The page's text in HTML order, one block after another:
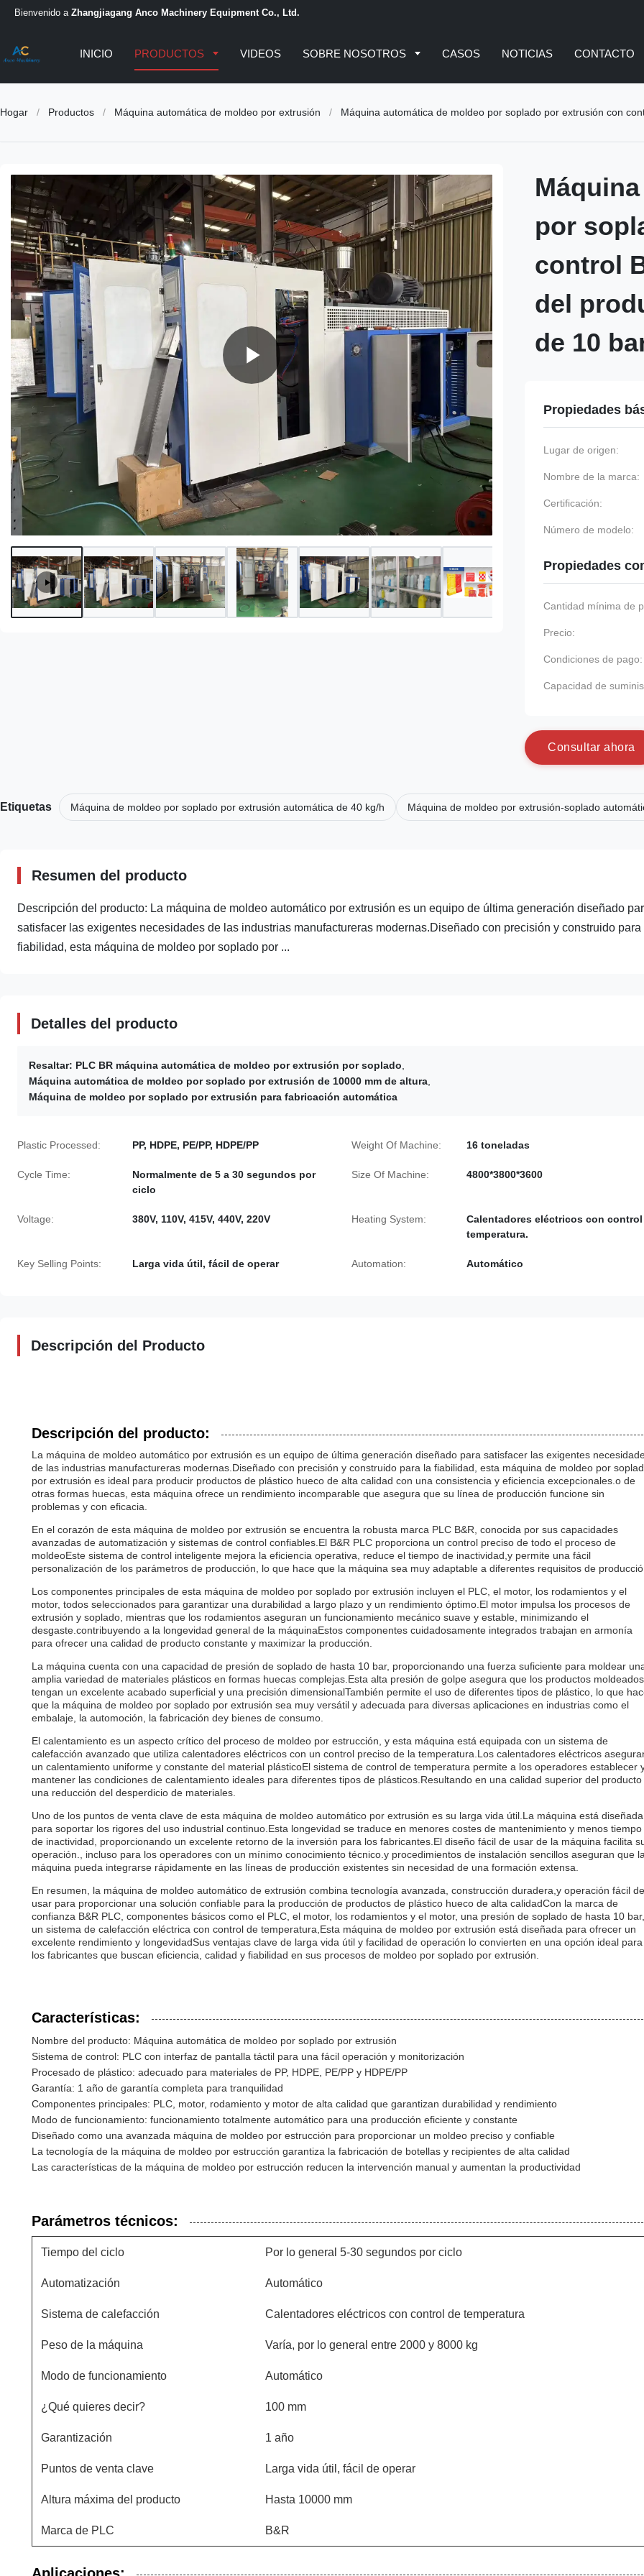
Bienvenido a Zhangjiagang Anco Machinery Equipment Co., Ltd.
INICIO PRODUCTOS VIDEOS SOBRE NOSOTROS CASOS NOTICIAS CONTACTO
Hogar / Productos / Máquina automática de moldeo por extrusión / Máquina automática de moldeo por soplado por extrusión con
por
control
del
de 10
Propiedades
Lugar de origen:
Nombre de la marca:
Certificación:
Número de modelo:
Propiedades
Cantidad mínima de
Precio:
Condiciones de pago:
Capacidad de
Consu tar a hora
Etiquetas Máquina de moldeo por soplado por extrusión automática de 40 kg/h Máquina de moldeo por extrusión-soplado
Resumen del producto
Descripción del producto: La máquina de moldeo automático por extrusión es un equipo de última generación diseñado
satisfacer las exigentes necesidades de las industrias manufactureras modernas.Diseñado con precisión y construido para
fiabilidad, esta máquina de moldeo por soplado por ...
Detalles del producto
Resaltar: PLC BR máquina automática de moldeo por extrusión por soplado
Máquina automática de moldeo por soplado por extrusión de 10000 mm de altura
Máquina de moldeo por soplado por extrusión para fabricación automática
Plastic Processed: PP, HDPE, PE/PP, HDPE/PP Weight Of Machine: 16 toneladas
Cycle Time:
Normalmente de 5 a 30 segundos por
ciclo
Size Of Machine: 4800*3800*3600
Voltage: 380V, 110V, 415V, 440V, 220V Heating System:
Calentadores eléctricos con
temperatura.
Key Selling Points: Larga vida útil, fácil de operar Automation: Automático
Descripción del Producto
Descripción del producto:
La máquina de moldeo automático por extrusión es un equipo de última generación diseñado para satisfacer las exigentes
de las industrias manufactureras modernas.Diseñado con precisión y construido para la fiabilidad, esta máquina de moldeo por
por extrusión es ideal para producir productos de plástico hueco de alta calidad con una consistencia y eficiencia excepcionales.o de
otras formas huecas, esta máquina ofrece un rendimiento incomparable que asegura que su línea de producción funcione sin
problemas y con eficacia.
En el corazón de esta máquina de moldeo por extrusión se encuentra la robusta marca PLC B&R, conocida por sus capacidades
avanzadas de automatización y sistemas de control confiables.El B&R PLC proporciona un control preciso de todo el proceso de
moldeoEste sistema de control inteligente mejora la eficiencia operativa, reduce el tiempo de inactividad,y permite una fácil
personalización de los parámetros de producción, lo que hace que la máquina sea muy adaptable a diferentes requisitos de
Los componentes principales de esta máquina de moldeo por soplado por extrusión incluyen el PLC, el motor, los rodamientos y el
motor, todos seleccionados para garantizar una durabilidad a largo plazo y un rendimiento óptimo.El motor impulsa los procesos de
extrusión y soplado, mientras que los rodamientos aseguran un funcionamiento mecánico suave y estable, minimizando el
desgaste.contribuyendo a la longevidad general de la máquinaEstos componentes cuidadosamente integrados trabajan en armonía
para ofrecer una calidad de producto constante y maximizar la producción.
La máquina cuenta con una capacidad de presión de soplado de hasta 10 bar, proporcionando una fuerza suficiente para moldear
amplia variedad de materiales plásticos en formas huecas complejas.Esta alta presión de golpe asegura que los productos moldeados
tengan un excelente acabado superficial y una precisión dimensionalTambién permite el uso de diferentes tipos de plástico, lo que
que la máquina de moldeo por soplado por extrusión sea muy versátil y adecuada para diversas aplicaciones en industrias como el
embalaje, la automoción, la fabricación dey bienes de consumo.
El calentamiento es un aspecto crítico del proceso de moldeo por estrucción, y esta máquina está equipada con un sistema de
calefacción avanzado que utiliza calentadores eléctricos con un control preciso de la temperatura.Los calentadores eléctricos
un calentamiento uniforme y constante del material plásticoEl sistema de control de temperatura permite a los operadores establecer
mantener las condiciones de calentamiento ideales para diferentes tipos de plásticos.Resultando en una calidad superior del producto
una reducción del desperdicio de materiales.
Uno de los puntos de venta clave de esta máquina de moldeo automático por extrusión es su larga vida útil.La máquina está diseñada
para soportar los rigores del uso industrial continuo.Esta longevidad se traduce en menores costes de mantenimiento y menos tiempo
de inactividad, proporcionando un excelente retorno de la inversión para los fabricantes.El diseño fácil de usar de la máquina facilita
operación., incluso para los operadores con un mínimo conocimiento técnico.y procedimientos de instalación sencillos aseguran que la
máquina pueda integrarse rápidamente en las líneas de producción existentes sin necesidad de una formación extensa.
En resumen, la máquina de moldeo automático de extrusión combina tecnología avanzada, construcción duradera,y operación fácil de
usar para proporcionar una solución confiable para la producción de productos de plástico hueco de alta calidadCon la marca de
confianza B&R PLC, componentes básicos como el PLC, el motor, los rodamientos y el motor, una presión de soplado de hasta 10
un sistema de calefacción eléctrica con control de temperatura,Esta máquina de moldeo por extrusión está diseñada para ofrecer un
excelente rendimiento y longevidadSus ventajas clave de larga vida útil y facilidad de operación lo convierten en una opción ideal para
los fabricantes que buscan eficiencia, calidad y fiabilidad en sus procesos de moldeo por soplado por extrusión.
Características:
Nombre del producto: Máquina automática de moldeo por soplado por extrusión
Sistema de control: PLC con interfaz de pantalla táctil para una fácil operación y monitorización
Procesado de plástico: adecuado para materiales de PP, HDPE, PE/PP y HDPE/PP
Garantía: 1 año de garantía completa para tranquilidad
Componentes principales: PLC, motor, rodamiento y motor de alta calidad que garantizan durabilidad y rendimiento
Modo de funcionamiento: funcionamiento totalmente automático para una producción eficiente y constante
Diseñado como una avanzada máquina de moldeo por estrucción para proporcionar un moldeo preciso y confiable
La tecnología de la máquina de moldeo por estrucción garantiza la fabricación de botellas y recipientes de alta calidad
Las características de la máquina de moldeo por estrucción reducen la intervención manual y aumentan la productividad
Parámetros técnicos:
Tiempo del ciclo Por lo general 5-30 segundos por ciclo
Automatización Automático
Sistema de calefacción Calentadores eléctricos con control de temperatura
Peso de la máquina Varía, por lo general entre 2000 y 8000 kg
Modo de funcionamiento Automático
¿Qué quieres decir? 100 mm
Garantización 1 año
Puntos de venta clave Larga vida útil, fácil de operar
Altura máxima del producto Hasta 10000 mm
Marca de PLC B&R